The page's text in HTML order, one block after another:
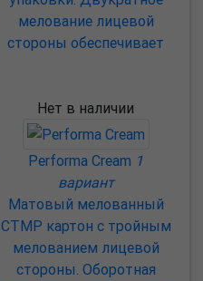
мелование лицевой
стороны обеспечивает
Нет в наличии
Performa Cream 1
вариант
Матовый мелованный
CTMP картон с тройным
мелованием лицевой
стороны. Оборотная